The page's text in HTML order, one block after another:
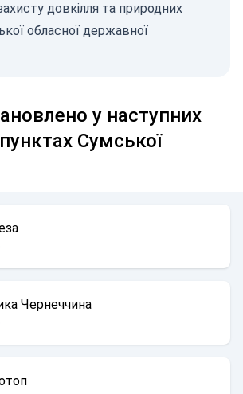
довкілля та природних
обласної державної
у наступних
Сумської
Чернеччина